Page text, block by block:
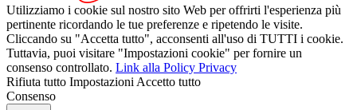
Utilizziamo i cookie sul nostro sito Web per offrirti l'esperienza più
pertinente ricordando le tue preferenze e ripetendo le visite.
Cliccando su "Accetta tutto", acconsenti all'uso di TUTTI i cookie.
Tuttavia, puoi visitare "Impostazioni cookie" per fornire un
consenso controllato. Link alla Policy Privacy
Rifiuta tutto Impostazioni Accetto tutto
Consenso